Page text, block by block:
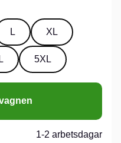
L XL
5XL
1-2 arbetsdagar